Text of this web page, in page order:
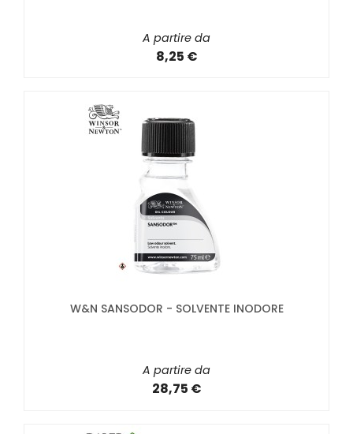
A partire da
8,25 €
W&N SANSODOR - SOLVENTE INODORE
A partire da
28,75 €